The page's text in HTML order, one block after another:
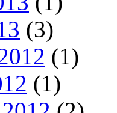
(3)
(1)
(1)